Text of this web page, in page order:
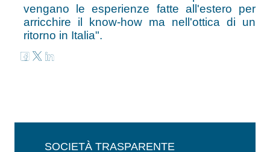
vengano le esperienze fatte all'estero per
arricchire il know-how ma nell'ottica di un
ritorno in Italia".
SOCIETÀ TRASPARENTE